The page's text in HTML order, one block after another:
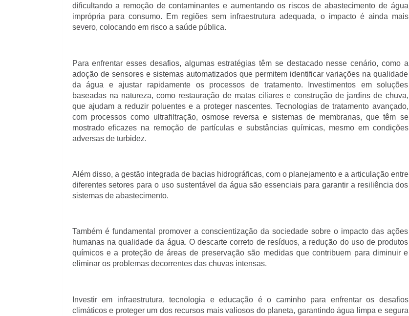
dificultando a remoção de contaminantes e aumentando os riscos de abastecimento de água
imprópria para consumo. Em regiões sem infraestrutura adequada, o impacto é ainda mais
severo, colocando em risco a saúde pública.
Para enfrentar esses desafios, algumas estratégias têm se destacado nesse cenário, como a
adoção de sensores e sistemas automatizados que permitem identificar variações na qualidade
da água e ajustar rapidamente os processos de tratamento. Investimentos em soluções
baseadas na natureza, como restauração de matas ciliares e construção de jardins de chuva,
que ajudam a reduzir poluentes e a proteger nascentes. Tecnologias de tratamento avançado,
com processos como ultrafiltração, osmose reversa e sistemas de membranas, que têm se
mostrado eficazes na remoção de partículas e substâncias químicas, mesmo em condições
adversas de turbidez.
Além disso, a gestão integrada de bacias hidrográficas, com o planejamento e a articulação entre
diferentes setores para o uso sustentável da água são essenciais para garantir a resiliência dos
sistemas de abastecimento.
Também é fundamental promover a conscientização da sociedade sobre o impacto das ações
humanas na qualidade da água. O descarte correto de resíduos, a redução do uso de produtos
químicos e a proteção de áreas de preservação são medidas que contribuem para diminuir e
eliminar os problemas decorrentes das chuvas intensas.
Investir em infraestrutura, tecnologia e educação é o caminho para enfrentar os desafios
climáticos e proteger um dos recursos mais valiosos do planeta, garantindo água limpa e segura